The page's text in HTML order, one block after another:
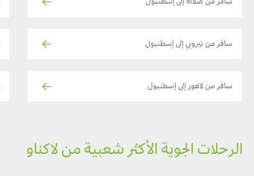
سافر من صلالة إلى إسطنبول
سافر من نيروبي إلى إسطنبول
سافر من لاهور إلى إسطنبول
الرحلات الجوية الأكثر شعبية من لاكناو